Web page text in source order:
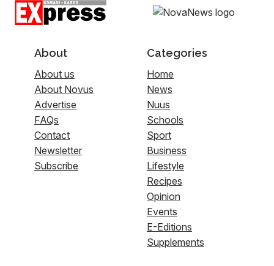
About
About us
About Novus
Advertise
FAQs
Contact
Newsletter
Subscribe
Categories
Home
News
Nuus
Schools
Sport
Business
Lifestyle
Recipes
Opinion
Events
E-Editions
Supplements